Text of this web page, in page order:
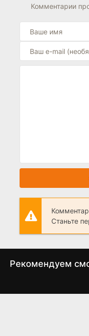
Комментарии
Станьте
Рекомендуем